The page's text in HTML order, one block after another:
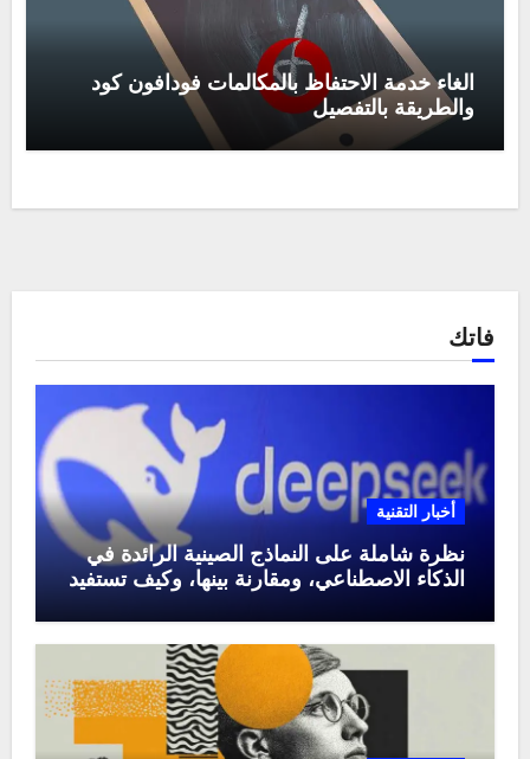
الغاء خدمة الاحتفاظ بالمكالمات فودافون كود
والطريقة بالتفصيل
فاتك
أخبار التقنية
نظرة شاملة على النماذج الصينية الرائدة في
الذكاء الاصطناعي، ومقارنة بينها، وكيف تستفيد